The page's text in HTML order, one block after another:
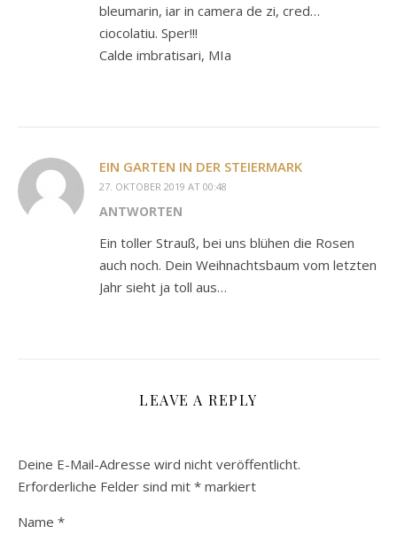
bleumarin, iar in camera de zi, cred…
ciocolatiu. Sper!!!
Calde imbratisari, MIa
EIN GARTEN IN DER STEIERMARK
27. OKTOBER 2019 AT 00:48
ANTWORTEN
Ein toller Strauß, bei uns blühen die Rosen
auch noch. Dein Weihnachtsbaum vom letzten
Jahr sieht ja toll aus…
LEAVE A REPLY
Deine E-Mail-Adresse wird nicht veröffentlicht.
Erforderliche Felder sind mit * markiert
Name *